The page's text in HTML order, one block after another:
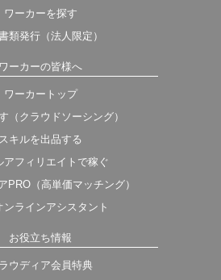
ワーカーを探す
類発行（法人限定）
ワーカーの皆様へ
ワーカートップ
（クラウドソーシング）
スキルを出品する
アフィリエイトで稼ぐ
PRO（高単価マッチング）
ンラインアシスタント
お役立ち情報
ウディア会員特典